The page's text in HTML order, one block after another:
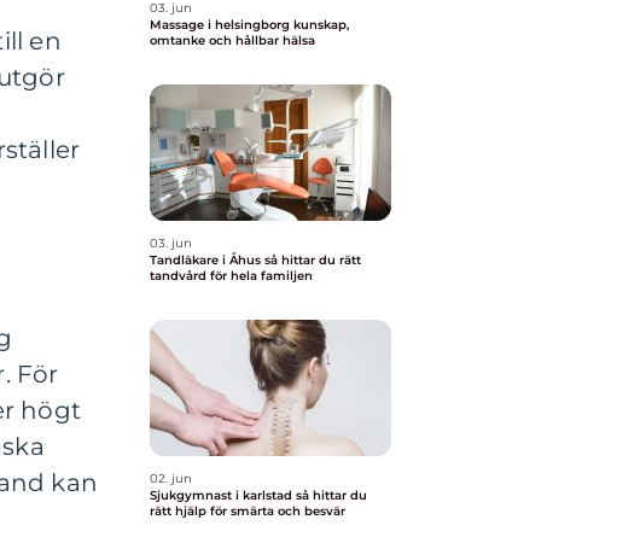
en
För
högt
kan
03. jun
Massage i helsingborg kunskap,
omtanke och hållbar hälsa
03. jun
Tandläkare i Åhus så hittar du rätt
tandvård för hela familjen
02. jun
Sjukgymnast i karlstad så hittar du
rätt hjälp för smärta och besvär